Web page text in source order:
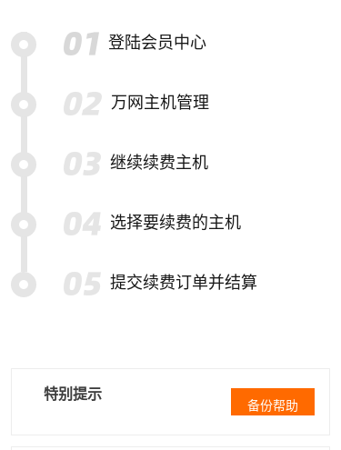
登陆会员中心
万网主机管理
继续续费主机
选择要续费的主机
提交续费订单并结算
特别提示
备份帮助